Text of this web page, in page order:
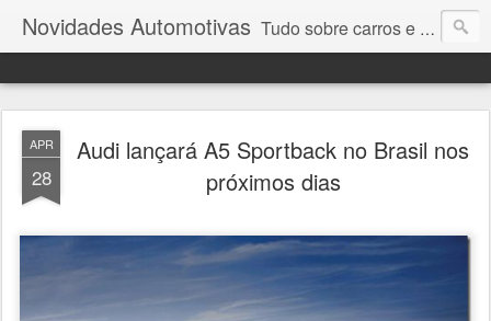
Novidades Automotivas Tudo sobre carros e motores
APR
28
Audi lançará A5 Sportback no Brasil nos
próximos dias